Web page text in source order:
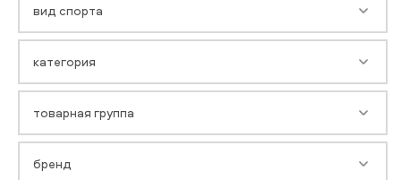
вид спорта
категория
товарная группа
бренд